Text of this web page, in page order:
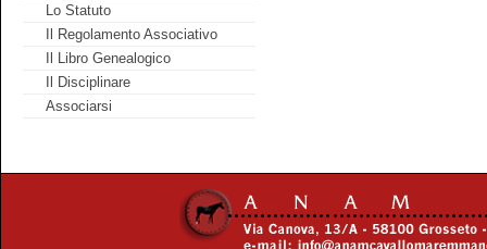
Lo Statuto
Il Regolamento Associativo
Il Libro Genealogico
Il Disciplinare
Associarsi